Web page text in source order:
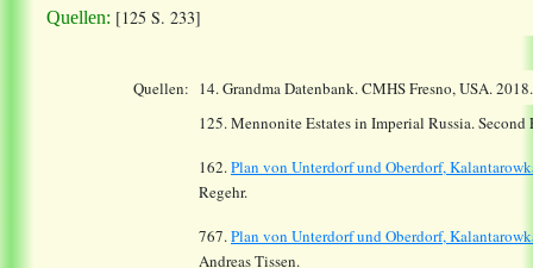
Quellen: [125 S. 233]
Quellen: 14.Grandma Datenbank. CMHS Fresno, USA.
125. Mennonite Estates in Imperial Russia.
162.Plan von Unterdorf und Oberdorf,
Regehr.
767.Plan von Unterdorf und Oberdorf,
Andreas Tissen.